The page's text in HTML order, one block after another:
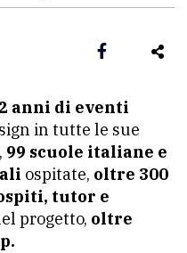
anni di eventi
in tutte le sue
99 scuole italiane e
ospitate, oltre 300
tutor e
progetto, oltre